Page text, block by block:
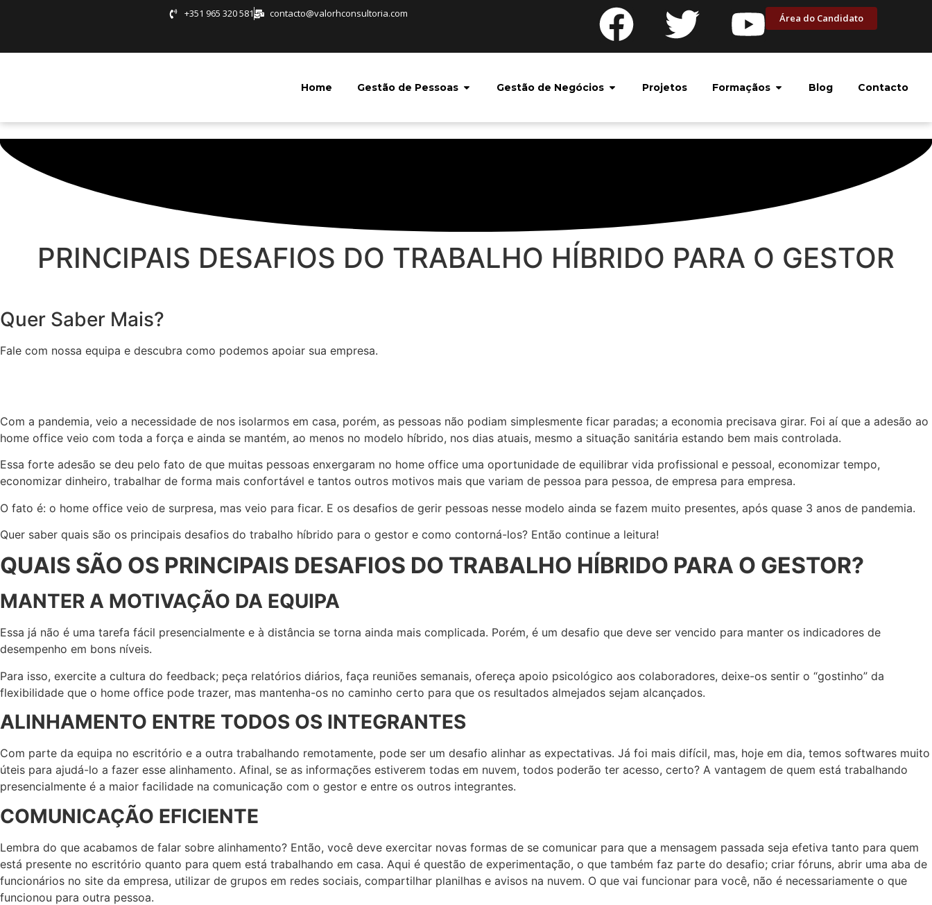
+351 965 320 581 contacto@valorhconsultoria.com Área do Candidato
Home Gestão de Pessoas Gestão de Negócios Projetos Formaçãos Blog Contacto
PRINCIPAIS DESAFIOS DO TRABALHO HÍBRIDO PARA O GESTOR
Quer Saber Mais?
Fale com nossa equipa e descubra como podemos apoiar sua empresa.
Com a pandemia, veio a necessidade de nos isolarmos em casa, porém, as pessoas não podiam simplesmente ficar paradas; a economia precisava girar. Foi aí que a adesão ao
home office veio com toda a força e ainda se mantém, ao menos no modelo híbrido, nos dias atuais, mesmo a situação sanitária estando bem mais controlada.
Essa forte adesão se deu pelo fato de que muitas pessoas enxergaram no home office uma oportunidade de equilibrar vida profissional e pessoal, economizar tempo,
economizar dinheiro, trabalhar de forma mais confortável e tantos outros motivos mais que variam de pessoa para pessoa, de empresa para empresa.
O fato é: o home office veio de surpresa, mas veio para ficar. E os desafios de gerir pessoas nesse modelo ainda se fazem muito presentes, após quase 3 anos de pandemia.
Quer saber quais são os principais desafios do trabalho híbrido para o gestor e como contorná-los? Então continue a leitura!
QUAIS SÃO OS PRINCIPAIS DESAFIOS DO TRABALHO HÍBRIDO PARA O GESTOR?
MANTER A MOTIVAÇÃO DA EQUIPA
Essa já não é uma tarefa fácil presencialmente e à distância se torna ainda mais complicada. Porém, é um desafio que deve ser vencido para manter os indicadores de
desempenho em bons níveis.
Para isso, exercite a cultura do feedback; peça relatórios diários, faça reuniões semanais, ofereça apoio psicológico aos colaboradores, deixe-os sentir o “gostinho” da
flexibilidade que o home office pode trazer, mas mantenha-os no caminho certo para que os resultados almejados sejam alcançados.
ALINHAMENTO ENTRE TODOS OS INTEGRANTES
Com parte da equipa no escritório e a outra trabalhando remotamente, pode ser um desafio alinhar as expectativas. Já foi mais difícil, mas, hoje em dia, temos softwares muito
úteis para ajudá-lo a fazer esse alinhamento. Afinal, se as informações estiverem todas em nuvem, todos poderão ter acesso, certo? A vantagem de quem está trabalhando
presencialmente é a maior facilidade na comunicação com o gestor e entre os outros integrantes.
COMUNICAÇÃO EFICIENTE
Lembra do que acabamos de falar sobre alinhamento? Então, você deve exercitar novas formas de se comunicar para que a mensagem passada seja efetiva tanto para quem
está presente no escritório quanto para quem está trabalhando em casa. Aqui é questão de experimentação, o que também faz parte do desafio; criar fóruns, abrir uma aba de
funcionários no site da empresa, utilizar de grupos em redes sociais, compartilhar planilhas e avisos na nuvem. O que vai funcionar para você, não é necessariamente o que
funcionou para outra pessoa.